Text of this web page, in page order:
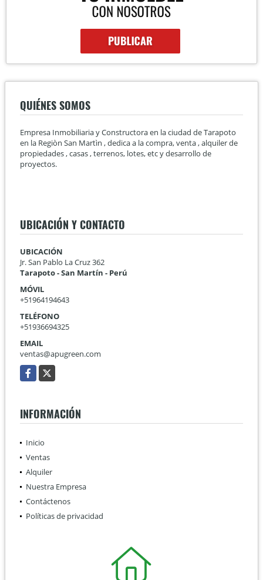
QUIÉNES SOMOS
Empresa Inmobiliaria y Constructora en la ciudad de Tarapoto
en la Regiòn San Martìn , dedica a la compra, venta , alquiler de
propiedades , casas , terrenos, lotes, etc y desarrollo de
proyectos.
UBICACIÓN Y CONTACTO
UBICACIÓN
Jr. San Pablo La Cruz 362
Tarapoto - San Martín - Perú
MÓVIL
+51964194643
TELÉFONO
+51936694325
EMAIL
ventas@apugreen.com
Facebook
X
INFORMACIÓN
Inicio
Ventas
Alquiler
Nuestra Empresa
Contáctenos
Políticas de privacidad